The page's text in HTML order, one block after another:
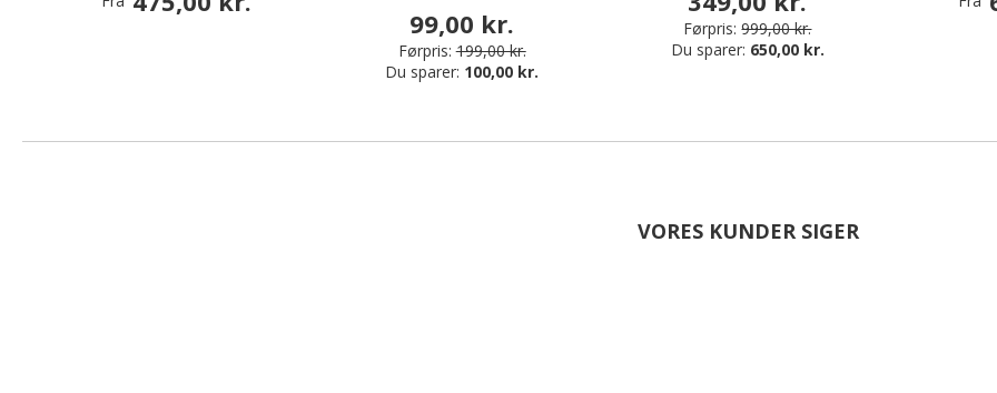
99,00 kr.
Førpris: 199,00 kr.
Du sparer: 100,00 kr.
Førpris: 999,00 kr.
Du sparer: 650,00 kr.
VORES KUNDER SIGER